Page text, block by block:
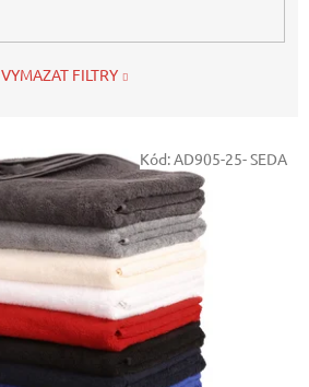
VYMAZAT FILTRY
Kód:AD905-25- SEDA